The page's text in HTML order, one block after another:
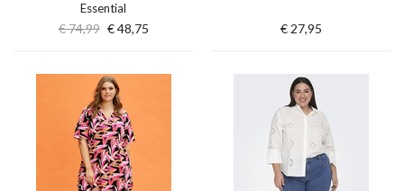
Essential
€ 74,99 € 48,75 € 27,95